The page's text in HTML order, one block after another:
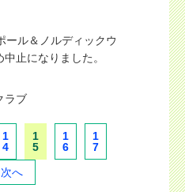
ル＆ノルディックウ
止になりました。
ラブ
1
4
1
5
1
6
1
7
次へ